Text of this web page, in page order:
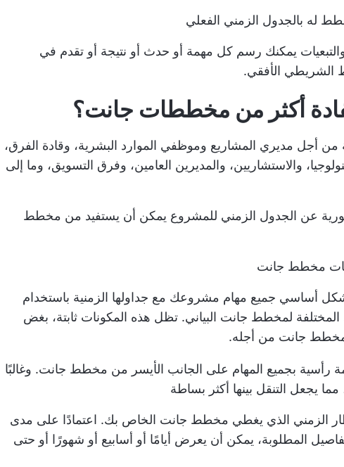
له بالجدول الزمني الفعلي
التبعيات يمكنك رسم كل مهمة أو حدث أو نتيجة أو تقدم في
الأفقي.
أكثر من مخططات جانت؟
من أجل مديري المشاريع وموظفي الموارد البشرية، وقادة الفرق،
والاستشاريين، والمديرين العامين، وفرق التسويق، وما إلى
عن الجدول الزمني للمشروع يمكن أن يستفيد من مخطط
مخطط جانت
أساسي جميع مهام مشروعك مع جداولها الزمنية باستخدام
لمخطط جانت البياني. تظل هذه المكونات ثابتة، بغض
جانت من أجله.
رأسية بجميع المهام على الجانب الأيسر من مخطط جانت. وغالبًا
مما يجعل التنقل بينها أكثر بساطة
الزمني الذي يغطي مخطط جانت الخاص بك. اعتمادًا على مدى
المطلوبة، يمكن أن يعرض أيامًا أو أسابيع أو شهورًا أو حتى